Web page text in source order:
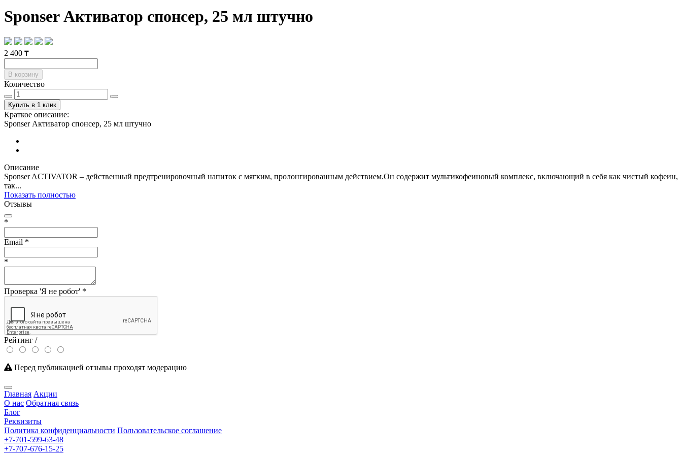
Sponser Активатор спонсер, 25 мл штучно
2 400 ₸
В корзину
Количество
Купить в 1 клик
Краткое описание:
Sponser Активатор спонсер, 25 мл штучно
Описание
Sponser ACTIVATOR – действенный предтренировочный напиток с мягким, пролонгированным действием.Он содержит мультикофеиновый комплекс, включающий в себя как чистый кофеин,
так...
Показать полностью
Отзывы
*
Email *
*
Проверка 'Я не робот' *
Рейтинг /
Перед публикацией отзывы проходят модерацию
Главная Акции
О нас Обратная связь
Блог
Реквизиты
Политика конфиденциальности Пользовательское соглашение
+7-701-599-63-48
+7-707-676-15-25